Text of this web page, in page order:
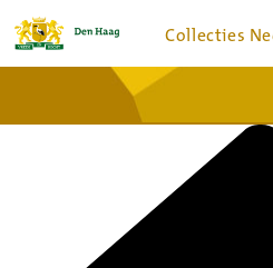
Collecties
Bronnen en collecties